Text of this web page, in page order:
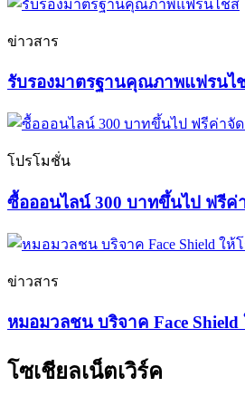
ข่าวสาร
รับรองมาตรฐานคุณภาพแฟรนไ
โปรโมชั่น
ซื้อออนไลน์ 300 บาทขึ้นไป ฟรีค่
ข่าวสาร
หมอมวลชน บริจาค Face Shield
โซเชียลเน็ตเวิร์ค